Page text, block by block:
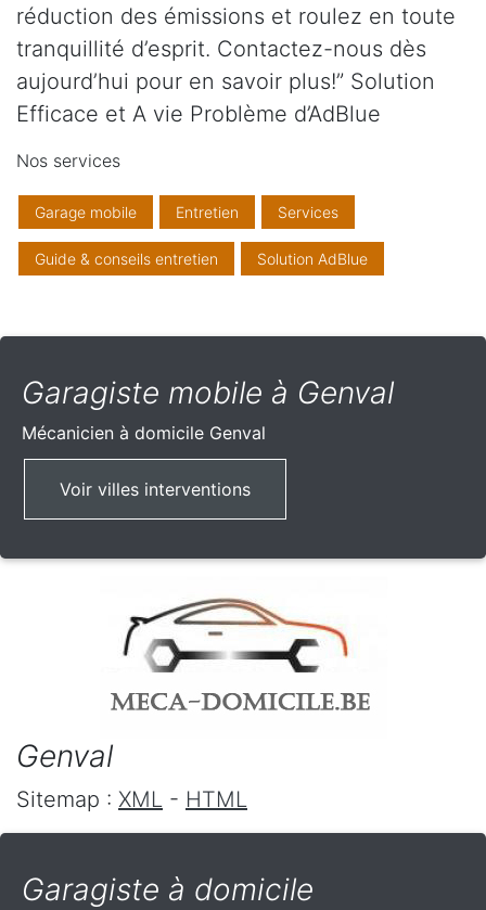
réduction des émissions et roulez en toute
tranquillité d’esprit. Contactez-nous dès
aujourd’hui pour en savoir plus!” Solution
Efficace et A vie Problème d’AdBlue
Nos services
Garage mobile Entretien Services
Guide & conseils entretien Solution AdBlue
Garagiste mobile à Genval
Mécanicien à domicile Genval
Voir villes interventions
Genval
Sitemap : XML - HTML
Garagiste à domicile